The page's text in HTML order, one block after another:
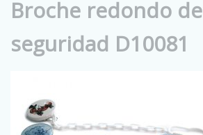
Broche redondo de
seguridad D10081